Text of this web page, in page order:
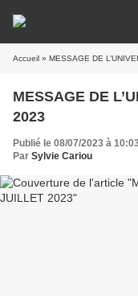
Accueil » MESSAGE DE
MESSAGE DE
2023
Publié le 08/07/2023 à
Par Sylvie Cariou